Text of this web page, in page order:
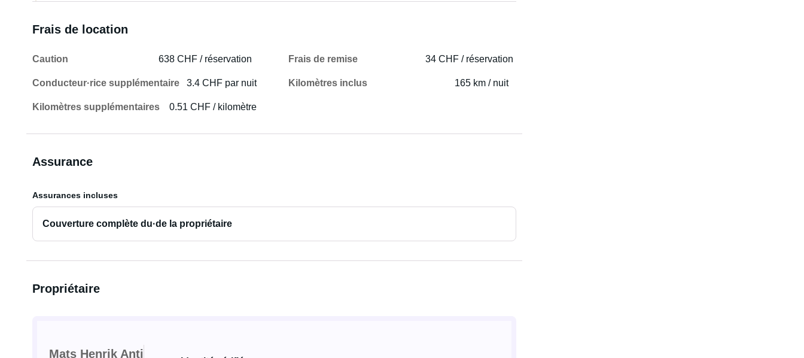
Frais de location
Caution 638 CHF / réservation Frais de remise 34 CHF / réservation
Conducteur·rice supplémentaire 3.4 CHF par nuit Kilomètres inclus 165 km / nuit
Kilomètres supplémentaires 0.51 CHF / kilomètre
Assurance
Assurances incluses
Couverture complète du·de la propriétaire
Propriétaire
Mats Henrik Anti